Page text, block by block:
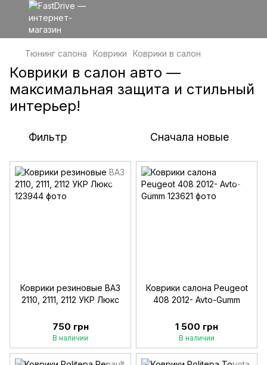
Тюнинг салона Коврики Коврики в салон
Коврики в салон авто —
максимальная защита и стильный
интерьер!
Фильтр Сначала новые
Коврики резиновые ВАЗ
2110, 2111, 2112 УКР Люкс
750 грн
В наличии
Коврики салона Peugeot
408 2012- Avto-Gumm
1 500 грн
В наличии